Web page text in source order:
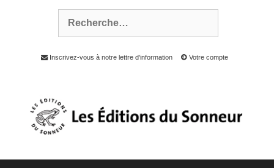
Inscrivez-vous à notre lettre d'information Votre compte